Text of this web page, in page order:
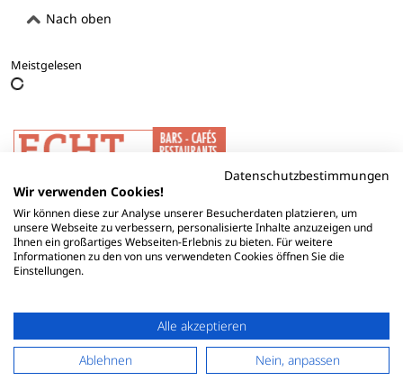
Nach oben
Meistgelesen
Datenschutzbestimmungen
Wir verwenden Cookies!
Wir können diese zur Analyse unserer Besucherdaten platzieren, um
unsere Webseite zu verbessern, personalisierte Inhalte anzuzeigen und
Ihnen ein großartiges Webseiten-Erlebnis zu bieten. Für weitere
Informationen zu den von uns verwendeten Cookies öffnen Sie die
Einstellungen.
Alle akzeptieren
Ablehnen
Nein, anpassen